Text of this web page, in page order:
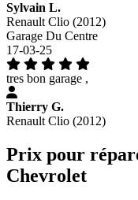
Sylvain L.
Renault Clio (2012)
Garage Du Centre
17-03-25
tres bon garage ,
Thierry G.
Renault Clio (2012)
Prix pour
Chevrolet